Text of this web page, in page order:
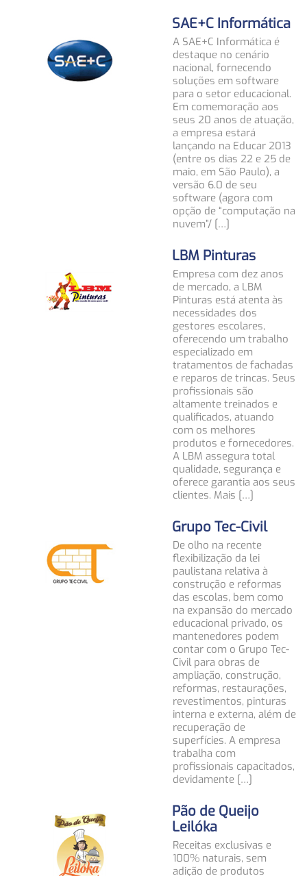
SAE+C Informática
A SAE+C Informática é
destaque no cenário
nacional, fornecendo
soluções em software
para o setor educacional.
Em comemoração aos
seus 20 anos de atuação,
a empresa estará
lançando na Educar 2013
(entre os dias 22 e 25 de
maio, em São Paulo), a
versão 6.0 de seu
software (agora com
opção de “computação na
nuvem”/ […]
LBM Pinturas
Empresa com dez anos
de mercado, a LBM
Pinturas está atenta às
necessidades dos
gestores escolares,
oferecendo um trabalho
especializado em
tratamentos de fachadas
e reparos de trincas. Seus
profissionais são
altamente treinados e
qualificados, atuando
com os melhores
produtos e fornecedores.
A LBM assegura total
qualidade, segurança e
oferece garantia aos seus
clientes. Mais […]
Grupo Tec-Civil
De olho na recente
flexibilização da lei
paulistana relativa à
construção e reformas
das escolas, bem como
na expansão do mercado
educacional privado, os
mantenedores podem
contar com o Grupo Tec-
Civil para obras de
ampliação, construção,
reformas, restaurações,
revestimentos, pinturas
interna e externa, além de
recuperação de
superfícies. A empresa
trabalha com
profissionais capacitados,
devidamente […]
Pão de Queijo
Leilóka
Receitas exclusivas e
100% naturais, sem
adição de produtos